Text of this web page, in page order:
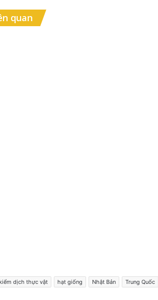
quan
dịch thực vật hạt giống Nhật Bản Trung Quốc